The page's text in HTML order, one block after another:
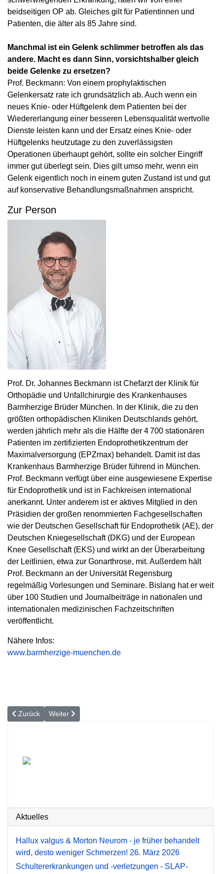
beidseitigen OP ab. Gleiches gilt für Patientinnen und
Patienten, die älter als 85 Jahre sind.
Manchmal ist ein Gelenk schlimmer betroffen als das
andere. Macht es dann Sinn, vorsichtshalber gleich
beide Gelenke zu ersetzen?
Prof. Beckmann: Von einem prophylaktischen
Gelenkersatz rate ich grundsätzlich ab. Auch wenn ein
neues Knie- oder Hüftgelenk dem Patienten bei der
Wiedererlangung einer besseren Lebensqualität wertvolle
Dienste leisten kann und der Ersatz eines Knie- oder
Hüftgelenks heutzutage zu den zuverlässigsten
Operationen überhaupt gehört, sollte ein solcher Eingriff
immer gut überlegt sein. Dies gilt umso mehr, wenn ein
Gelenk eigentlich noch in einem guten Zustand ist und gut
auf konservative Behandlungsmaßnahmen anspricht.
Zur Person
Prof. Dr. Johannes Beckmann ist Chefarzt der Klinik für
Orthopädie und Unfallchirurgie des Krankenhauses
Barmherzige Brüder München. In der Klinik, die zu den
größten orthopädischen Kliniken Deutschlands gehört,
werden jährlich mehr als die Hälfte der 4 700 stationären
Patienten im zertifizierten Endoprothetikzentrum der
Maximalversorgung (EPZmax) behandelt. Damit ist das
Krankenhaus Barmherzige Brüder führend in München.
Prof. Beckmann verfügt über eine ausgewiesene Expertise
für Endoprothetik und ist in Fachkreisen international
anerkannt. Unter anderem ist er aktives Mitglied in den
Präsidien der großen renommierten Fachgesellschaften
wie der Deutschen Gesellschaft für Endoprothetik (AE), der
Deutschen Kniegesellschaft (DKG) und der European
Knee Gesellschaft (EKS) und wirkt an der Überarbeitung
der Leitlinien, etwa zur Gonarthrose, mit. Außerdem hält
Prof. Beckmann an der Universität Regensburg
regelmäßig Vorlesungen und Seminare. Bislang hat er weit
über 100 Studien und Journalbeiträge in nationalen und
internationalen medizinischen Fachzeitschriften
veröffentlicht.
Nähere Infos:
www.barmherzige-muenchen.de
Vorheriger Beitrag: Amputation nach Blutvergiftung: Wieder sicher
Zurück Nächster Beitrag: »Ohne meine Schiene hätte ich
Weiter
Aktuelles
Hallux valgus & Morton Neurom - je früher behandelt
wird, desto weniger Schmerzen! 26. März 2026
Schultererkrankungen und -verletzungen - SLAP-